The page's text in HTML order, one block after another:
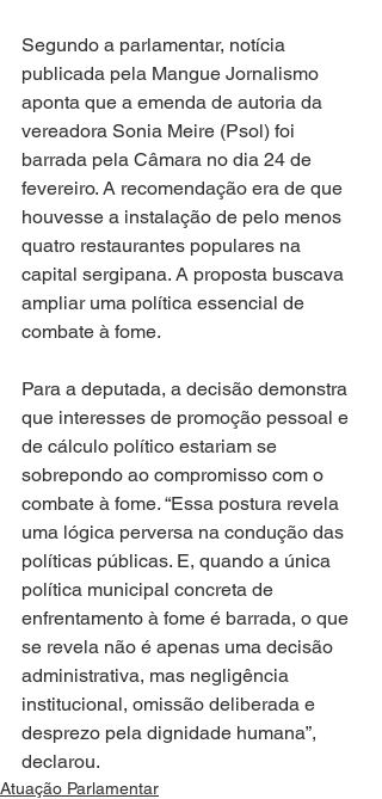
Segundo a parlamentar, notícia
publicada pela Mangue Jornalismo
aponta que a emenda de autoria da
vereadora Sonia Meire (Psol) foi
barrada pela Câmara no dia 24 de
fevereiro. A recomendação era de que
houvesse a instalação de pelo menos
quatro restaurantes populares na
capital sergipana. A proposta buscava
ampliar uma política essencial de
combate à fome.
Para a deputada, a decisão demonstra
que interesses de promoção pessoal e
de cálculo político estariam se
sobrepondo ao compromisso com o
combate à fome. “Essa postura revela
uma lógica perversa na condução das
políticas públicas. E, quando a única
política municipal concreta de
enfrentamento à fome é barrada, o que
se revela não é apenas uma decisão
administrativa, mas negligência
institucional, omissão deliberada e
desprezo pela dignidade humana”,
declarou.
Atuação Parlamentar